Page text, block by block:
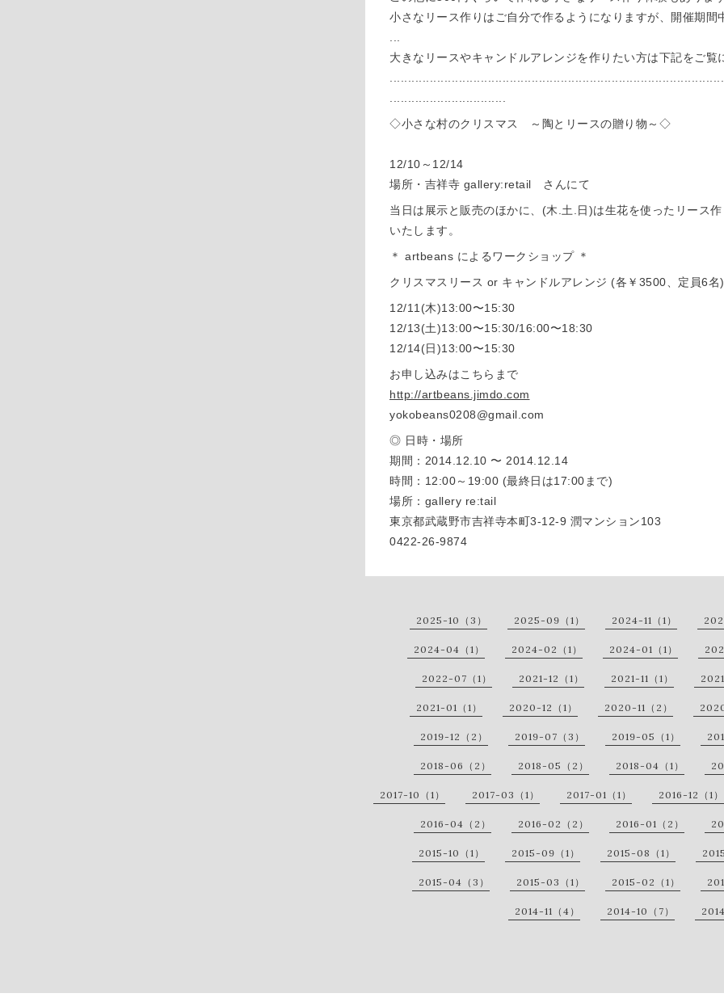
小さなリース作りはご自分で作るようになりますが、開催期間
大きなリースやキャンドルアレンジを作りたい方は下記をご覧
◇小さな村のクリスマス ～陶とリースの贈り物～◇
12/10～12/14
場所・吉祥寺 gallery:retail さんにて
当日は展示と販売のほかに、(木.土.日)は生花を使ったリース
いたします。
＊ artbeans によるワークショップ ＊
クリスマスリース or キャンドルアレンジ (各￥3500、定員6名)
12/11(木)13:00〜15:30
12/13(土)13:00〜15:30/16:00〜18:30
12/14(日)13:00〜15:30
お申し込みはこちらまで
http://artbeans.jimdo.com
yokobeans0208@gmail.com
◎ 日時・場所
期間：2014.12.10 〜 2014.12.14
時間：12:00～19:00 (最終日は17:00まで)
場所：gallery re:tail
東京都武蔵野市吉祥寺本町3-12-9 潤マンション103
0422-26-9874
2025-10（3） 2025-09（1） 2024-11（1）
2024-04（1） 2024-02（1） 2024-01（1）
2022-07（1） 2021-12（1） 2021-11（1）
2021-01（1） 2020-12（1） 2020-11（2）
2019-12（2） 2019-07（3） 2019-05（1）
2018-06（2） 2018-05（2） 2018-04（1）
2017-10（1） 2017-03（1） 2017-01（1） 2016-12（1）
2016-04（2） 2016-02（2） 2016-01（2）
2015-10（1） 2015-09（1） 2015-08（1）
2015-04（3） 2015-03（1） 2015-02（1）
2014-11（4） 2014-10（7）